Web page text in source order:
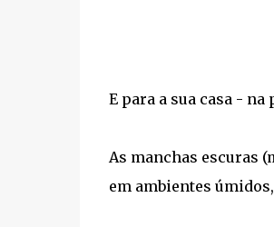
E para a sua casa -
As manchas escuras
em ambientes